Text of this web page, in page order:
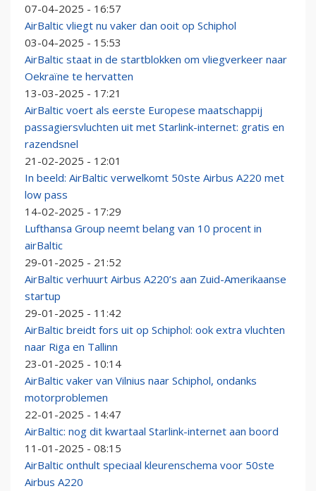
07-04-2025 - 16:57
AirBaltic vliegt nu vaker dan ooit op Schiphol
03-04-2025 - 15:53
AirBaltic staat in de startblokken om vliegverkeer naar
Oekraïne te hervatten
13-03-2025 - 17:21
AirBaltic voert als eerste Europese maatschappij
passagiersvluchten uit met Starlink-internet: gratis en
razendsnel
21-02-2025 - 12:01
In beeld: AirBaltic verwelkomt 50ste Airbus A220 met
low pass
14-02-2025 - 17:29
Lufthansa Group neemt belang van 10 procent in
airBaltic
29-01-2025 - 21:52
AirBaltic verhuurt Airbus A220’s aan Zuid-Amerikaanse
startup
29-01-2025 - 11:42
AirBaltic breidt fors uit op Schiphol: ook extra vluchten
naar Riga en Tallinn
23-01-2025 - 10:14
AirBaltic vaker van Vilnius naar Schiphol, ondanks
motorproblemen
22-01-2025 - 14:47
AirBaltic: nog dit kwartaal Starlink-internet aan boord
11-01-2025 - 08:15
AirBaltic onthult speciaal kleurenschema voor 50ste
Airbus A220